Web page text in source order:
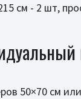
см - 2 шт,
50×70 см